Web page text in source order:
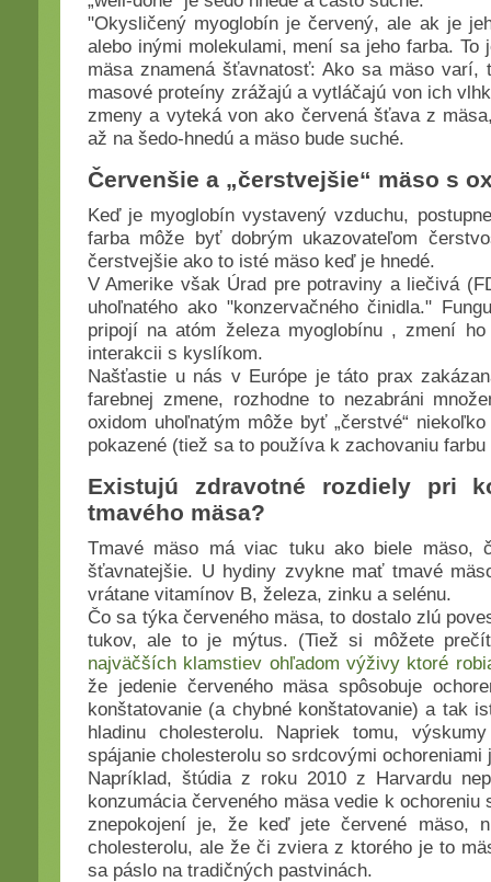
"Okysličený myoglobín je červený, ale ak je
alebo inými molekulami, mení sa jeho farba. To
mäsa znamená šťavnatosť: Ako sa mäso varí,
masové proteíny zrážajú a vytláčajú von ich
zmeny a vyteká von ako červená šťava z
až na šedo-hnedú a mäso bude suché.
Červenšie a „čerstvejšie“ mäso s
Keď je myoglobín vystavený vzduchu,
farba môže byť dobrým ukazovateľom
čerstvejšie ako to isté mäso keď je hnedé.
V Amerike však Úrad pre potraviny a liečivá
uhoľnatého ako "konzervačného činidla."
pripojí na atóm železa myoglobínu , zmení
interakcii s kyslíkom.
Našťastie u nás v Európe je táto prax
farebnej zmene, rozhodne to nezabráni
oxidom uhoľnatým môže byť „čerstvé“
pokazené (tiež sa to používa k zachovaniu
Existujú zdravotné rozdiely pri
tmavého mäsa?
Tmavé mäso má viac tuku ako biele mäso,
šťavnatejšie. U hydiny zvykne mať tmavé
vrátane vitamínov B, železa, zinku a selénu.
Čo sa týka červeného mäsa, to dostalo zlú
tukov, ale to je mýtus. (Tiež si môžete
najväčších klamstiev ohľadom výživy ktoré
že jedenie červeného mäsa spôsobuje
konštatovanie (a chybné konštatovanie) a tak
hladinu cholesterolu. Napriek tomu,
spájanie cholesterolu so srdcovými ochoreniami
Napríklad, štúdia z roku 2010 z Harvardu
konzumácia červeného mäsa vedie k
znepokojení je, že keď jete červené mäso,
cholesterolu, ale že či zviera z ktorého je to
sa páslo na tradičných pastvinách.